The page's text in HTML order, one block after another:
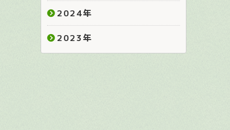
2024年
2023 年